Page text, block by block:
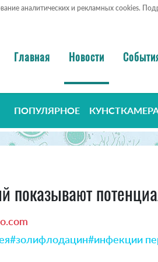
аналитических и рекламных cookies.
Главная Новости
ПОПУЛЯРНОЕ
#золифлодацин#инфекции